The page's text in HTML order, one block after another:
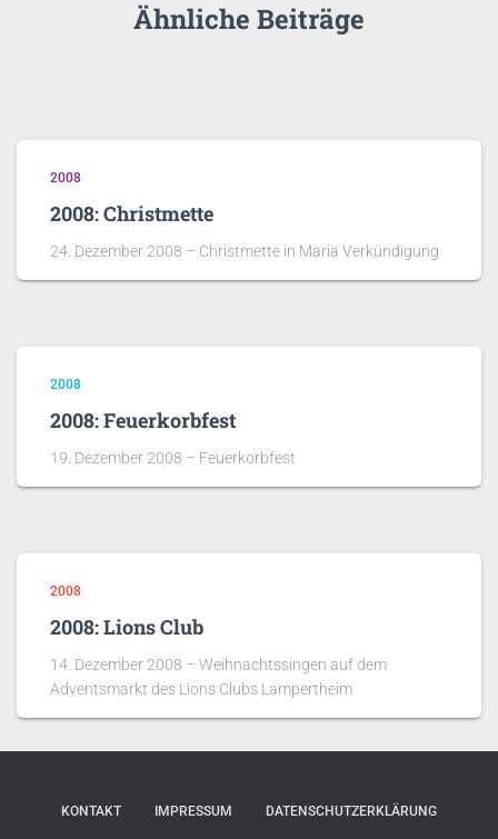
Ähnliche Beiträge
2008
2008: Christmette
24. Dezember 2008 – Christmette in Mariä Verkündigung
2008
2008: Feuerkorbfest
19. Dezember 2008 – Feuerkorbfest
2008
2008: Lions Club
14. Dezember 2008 – Weihnachtssingen auf dem
Adventsmarkt des Lions Clubs Lampertheim
KONTAKT IMPRESSUM DATENSCHUTZERKLÄRUNG